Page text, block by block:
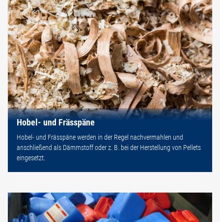
Hobel- und Frässpäne
Hobel- und Frässpäne werden in der Regel nachvermahlen und
anschließend als Dämmstoff oder z. B. bei der Herstellung von Pellets
eingesetzt.